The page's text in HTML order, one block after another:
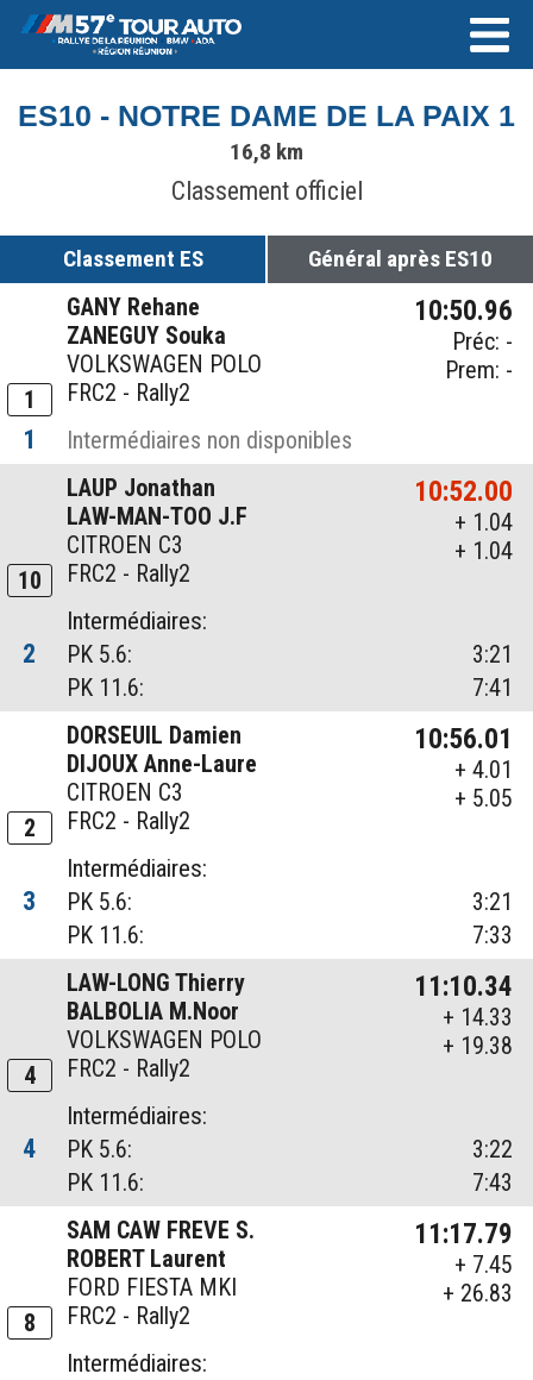
ES10 - NOTRE DAME DE LA PAIX 1
16,8 km
Classement officiel
Classement ES Général après ES10
1
GANY Rehane
ZANEGUY Souka
VOLKSWAGEN POLO
FRC2 - Rally2
10:50.96
Préc: -
Prem: -
1 Intermédiaires non disponibles
10
LAUP Jonathan
LAW-MAN-TOO J.F
CITROEN C3
FRC2 - Rally2
10:52.00
+ 1.04
+ 1.04
2
Intermédiaires:
PK 5.6:
3:21
PK 11.6:
7:41
2
DORSEUIL Damien
DIJOUX Anne-Laure
CITROEN C3
FRC2 - Rally2
10:56.01
+ 4.01
+ 5.05
3
Intermédiaires:
PK 5.6:
3:21
PK 11.6:
7:33
4
LAW-LONG Thierry
BALBOLIA M.Noor
VOLKSWAGEN POLO
FRC2 - Rally2
11:10.34
+ 14.33
+ 19.38
4
Intermédiaires:
PK 5.6:
3:22
PK 11.6:
7:43
8
SAM CAW FREVE S.
ROBERT Laurent
FORD FIESTA MKI
FRC2 - Rally2
11:17.79
+ 7.45
+ 26.83
Intermédiaires: